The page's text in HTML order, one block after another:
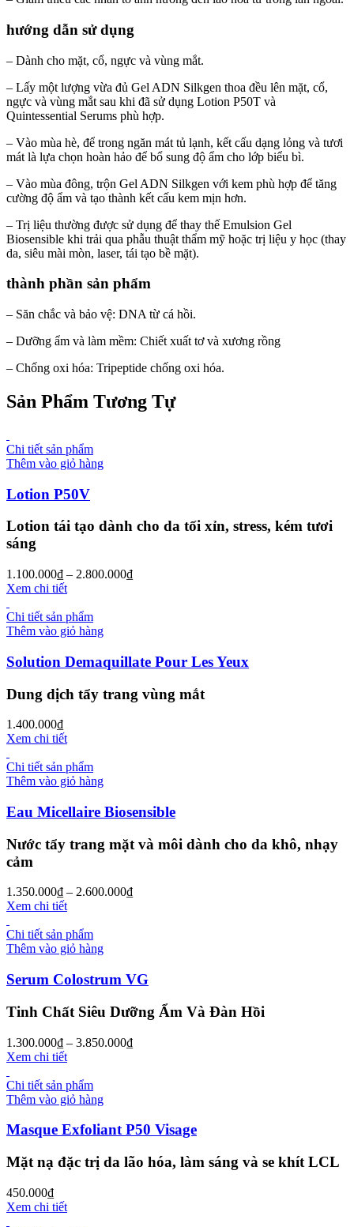
hướng dẫn sử dụng
– Dành cho mặt, cổ, ngực và vùng mắt.
– Lấy một lượng vừa đủ Gel ADN Silkgen thoa đều lên mặt, cổ,
ngực và vùng mắt sau khi đã sử dụng Lotion P50T và
Quintessential Serums phù hợp.
– Vào mùa hè, để trong ngăn mát tủ lạnh, kết cấu dạng lỏng và tươi
mát là lựa chọn hoàn hảo để bổ sung độ ẩm cho lớp biểu bì.
– Vào mùa đông, trộn Gel ADN Silkgen với kem phù hợp để tăng
cường độ ẩm và tạo thành kết cấu kem mịn hơn.
– Trị liệu thường được sử dụng để thay thế Emulsion Gel
Biosensible khi trải qua phẫu thuật thẩm mỹ hoặc trị liệu y học (thay
da, siêu mài mòn, laser, tái tạo bề mặt).
thành phần sản phẩm
– Săn chắc và bảo vệ: DNA từ cá hồi.
– Dưỡng ẩm và làm mềm: Chiết xuất tơ và xương rồng
– Chống oxi hóa: Tripeptide chống oxi hóa.
Sản Phẩm Tương Tự
Chi tiết sản phẩm
Thêm vào giỏ hàng
Lotion P50V
Lotion tái tạo dành cho da tối xỉn, stress, kém tươi
sáng
1.100.000₫ – 2.800.000₫
Xem chi tiết
Chi tiết sản phẩm
Thêm vào giỏ hàng
Solution Demaquillate Pour Les Yeux
Dung dịch tẩy trang vùng mắt
1.400.000₫
Xem chi tiết
Chi tiết sản phẩm
Thêm vào giỏ hàng
Eau Micellaire Biosensible
Nước tẩy trang mặt và môi dành cho da khô, nhạy
cảm
1.350.000₫ – 2.600.000₫
Xem chi tiết
Chi tiết sản phẩm
Thêm vào giỏ hàng
Serum Colostrum VG
Tinh Chất Siêu Dưỡng Ẩm Và Đàn Hồi
1.300.000₫ – 3.850.000₫
Xem chi tiết
Chi tiết sản phẩm
Thêm vào giỏ hàng
Masque Exfoliant P50 Visage
Mặt nạ đặc trị da lão hóa, làm sáng và se khít LCL
450.000₫
Xem chi tiết